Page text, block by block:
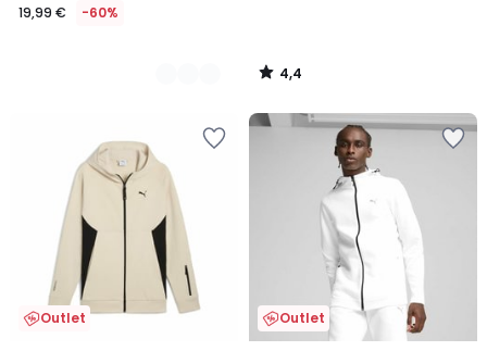
19,99 € -60%
4,4
/
Outlet Outlet